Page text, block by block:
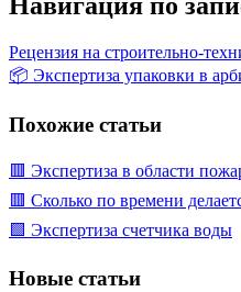
Навигация по
Рецензия на строительно-
📦 Экспертиза упаковки в
Похожие статьи
🟥 Экспертиза в области
🟥 Сколько по времени
🟩 Экспертиза счетчика воды
Новые статьи